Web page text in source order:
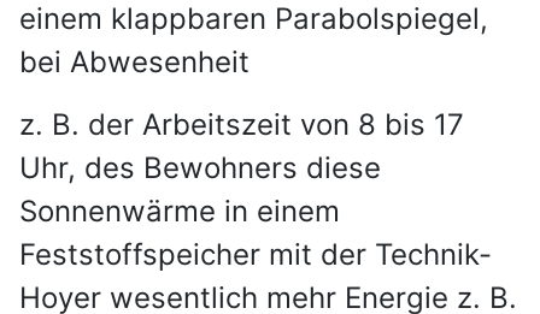
einem klappbaren Parabolspiegel,
bei Abwesenheit
z. B. der Arbeitszeit von 8 bis 17
Uhr, des Bewohners diese
Sonnenwärme in einem
Feststoffspeicher mit der Technik-
Hoyer wesentlich mehr Energie z. B.